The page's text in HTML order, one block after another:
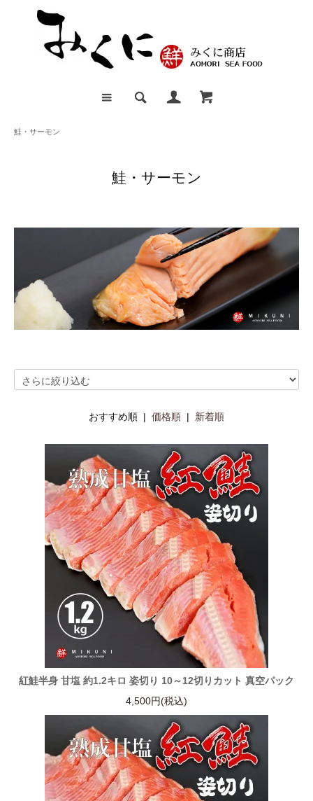
鮭・サーモン
鮭・サーモン
おすすめ順 | 価格順 | 新着順
紅鮭半身 甘塩 約1.2キロ 姿切り 10～12切りカット 真空パック
4,500円(税込)